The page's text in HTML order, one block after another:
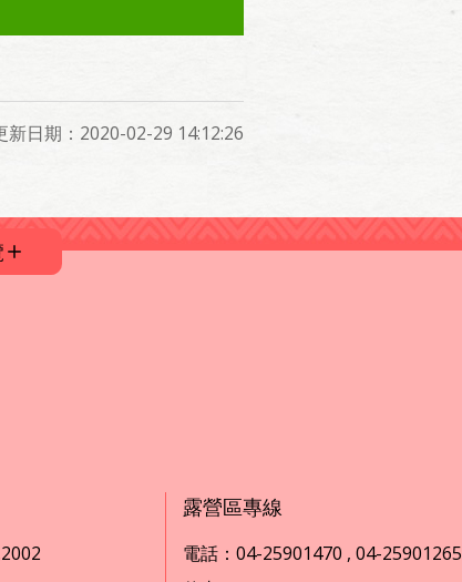
新日期：2020-02-29 14:12:26
露營區專線
電話：04-25901470 , 04-25901265